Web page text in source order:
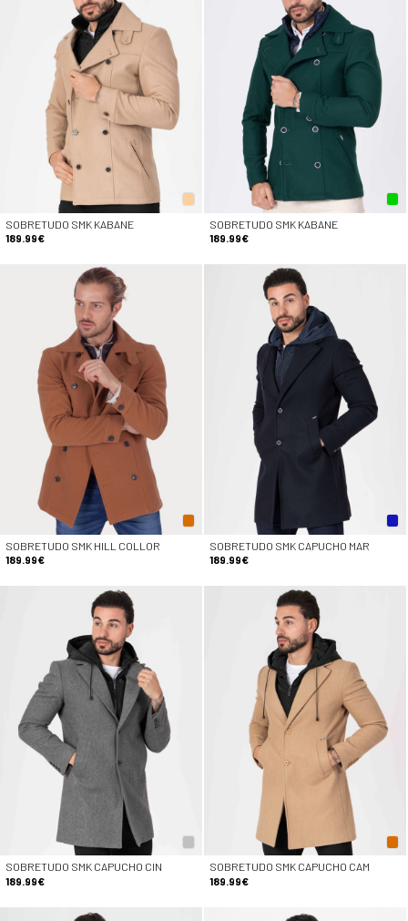
SOBRETUDO SMK KABANE
189.99€
SOBRETUDO SMK KABANE
189.99€
SOBRETUDO SMK HILL COLLOR
189.99€
SOBRETUDO SMK CAPUCHO MAR
189.99€
SOBRETUDO SMK CAPUCHO CIN
189.99€
SOBRETUDO SMK CAPUCHO CAM
189.99€